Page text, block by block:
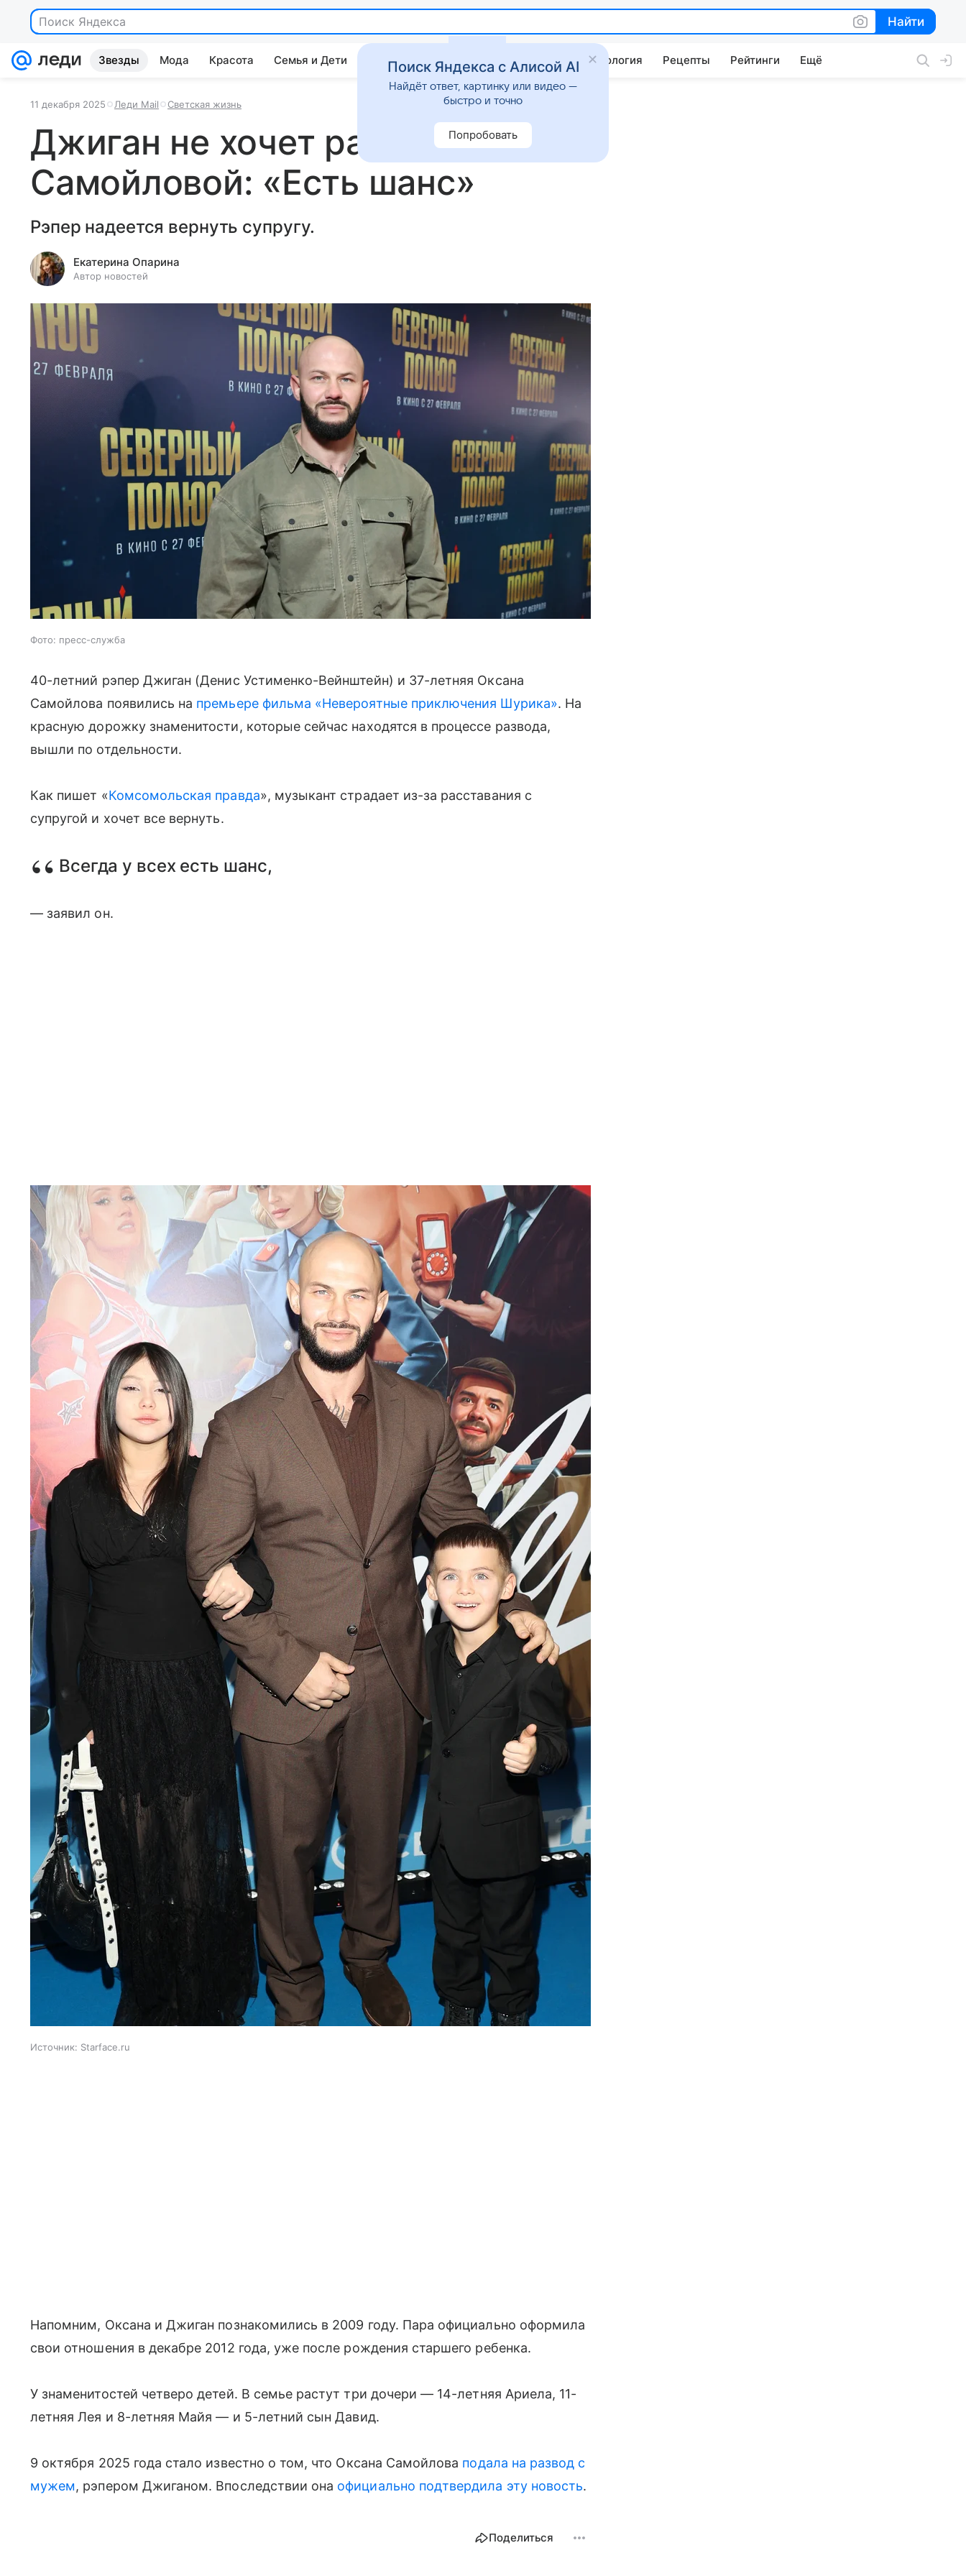
Поиск Яндекса Найти
Найти
Звезды Мода Красота Семья и Дети Дом Гороскопы Стиль жизни Психология Рецепты Рейтинги Ещё
11 декабря 2025 Леди Mail Светская жизнь
Джиган не хочет развода с
Самойловой: «Есть шанс»
Рэпер надеется вернуть супругу.
Екатерина Опарина
Автор новостей
Фото: пресс-служба
40-летний рэпер Джиган (Денис Устименко-Вейнштейн) и 37-летняя Оксана
Самойлова появились на премьере фильма «Невероятные приключения Шурика». На
красную дорожку знаменитости, которые сейчас находятся в процессе развода,
вышли по отдельности.
Как пишет «Комсомольская правда», музыкант страдает из-за расставания с
супругой и хочет все вернуть.
Всегда у всех есть шанс,
— заявил он.
Источник: Starface.ru
Напомним, Оксана и Джиган познакомились в 2009 году. Пара официально оформила
свои отношения в декабре 2012 года, уже после рождения старшего ребенка.
У знаменитостей четверо детей. В семье растут три дочери — 14-летняя Ариела, 11-
летняя Лея и 8-летняя Майя — и 5-летний сын Давид.
9 октября 2025 года стало известно о том, что Оксана Самойлова подала на развод с
мужем, рэпером Джиганом. Впоследствии она официально подтвердила эту новость.
Поделиться
Поиск Яндекса с Алисой AI
Найдёт ответ, картинку или видео —
быстро и точно
Попробовать